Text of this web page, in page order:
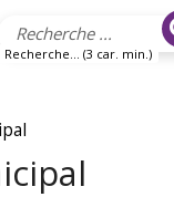
Recherche... (3 car. min.)